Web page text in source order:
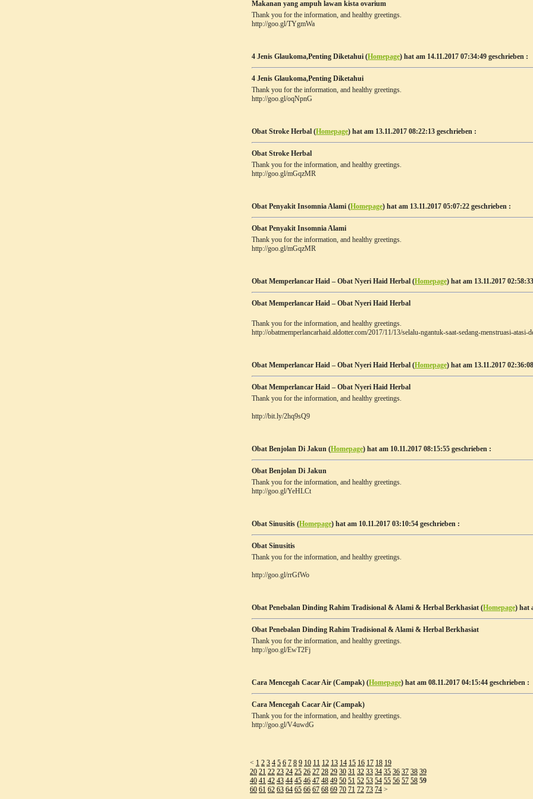
Makanan yang ampuh lawan kista ovarium
Thank you for the information, and healthy greetings.
http://goo.gl/TYgmWa
4 Jenis Glaukoma,Penting Diketahui (Homepage) hat am 14.11.2017 07:34:49 geschrieben :
4 Jenis Glaukoma,Penting Diketahui
Thank you for the information, and healthy greetings.
http://goo.gl/oqNpnG
Obat Stroke Herbal (Homepage) hat am 13.11.2017 08:22:13 geschrieben :
Obat Stroke Herbal
Thank you for the information, and healthy greetings.
http://goo.gl/mGqzMR
Obat Penyakit Insomnia Alami (Homepage) hat am 13.11.2017 05:07:22 geschrieben :
Obat Penyakit Insomnia Alami
Thank you for the information, and healthy greetings.
http://goo.gl/mGqzMR
Obat Memperlancar Haid – Obat Nyeri Haid Herbal (Homepage) hat am 13.11.2017
Obat Memperlancar Haid – Obat Nyeri Haid Herbal
Thank you for the information, and healthy greetings.
http://obatmemperlancarhaid.aldotter.com/2017/11/13/selalu-ngantuk-saat-sedang-menstruasi-atasi-
Obat Memperlancar Haid – Obat Nyeri Haid Herbal (Homepage) hat am 13.11.2017
Obat Memperlancar Haid – Obat Nyeri Haid Herbal
Thank you for the information, and healthy greetings.
http://bit.ly/2hq9sQ9
Obat Benjolan Di Jakun (Homepage) hat am 10.11.2017 08:15:55 geschrieben :
Obat Benjolan Di Jakun
Thank you for the information, and healthy greetings.
http://goo.gl/YeHLCt
Obat Sinusitis (Homepage) hat am 10.11.2017 03:10:54 geschrieben :
Obat Sinusitis
Thank you for the information, and healthy greetings.
http://goo.gl/rrGfWo
Obat Penebalan Dinding Rahim Tradisional & Alami & Herbal Berkhasiat (Homepage) hat
Obat Penebalan Dinding Rahim Tradisional & Alami & Herbal Berkhasiat
Thank you for the information, and healthy greetings.
http://goo.gl/EwT2Fj
Cara Mencegah Cacar Air (Campak) (Homepage) hat am 08.11.2017 04:15:44 geschrieben :
Cara Mencegah Cacar Air (Campak)
Thank you for the information, and healthy greetings.
http://goo.gl/V4uwdG
< 1 2 3 4 5 6 7 8 9 10 11 12 13 14 15 16 17 18 19
20 21 22 23 24 25 26 27 28 29 30 31 32 33 34 35 36 37 38 39
40 41 42 43 44 45 46 47 48 49 50 51 52 53 54 55 56 57 58 59
60 61 62 63 64 65 66 67 68 69 70 71 72 73 74 >